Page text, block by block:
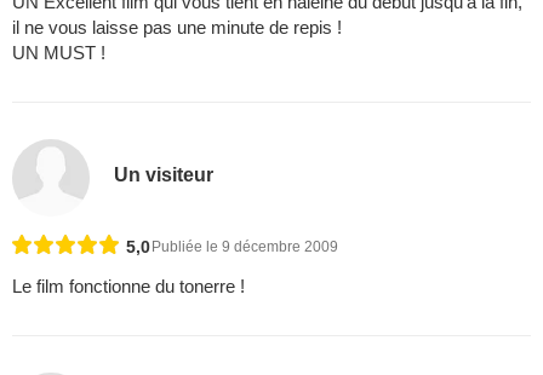
il ne vous laisse pas une minute de repis !
UN MUST !
Un visiteur
5,0Publiée le 9 décembre 2009
Le film fonctionne du tonerre !